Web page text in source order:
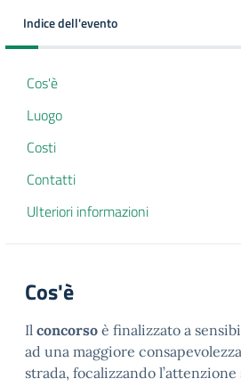
Indice dell'evento
Cos'è
Luogo
Costi
Contatti
Ulteriori informazioni
Cos'è
Il concorso è finalizzato a
ad una maggiore
strada, focalizzando